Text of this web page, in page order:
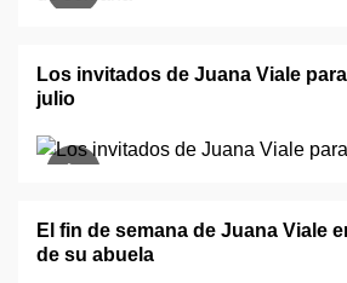
Los invitados de Juana Viale
julio
El fin de semana de Juana Viale
de su abuela